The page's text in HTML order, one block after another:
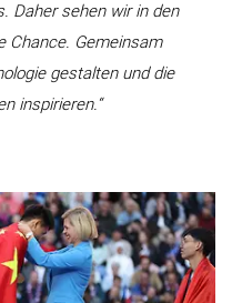
Daher sehen wir in den
Chance. Gemeinsam
gestalten und die
inspirieren.“